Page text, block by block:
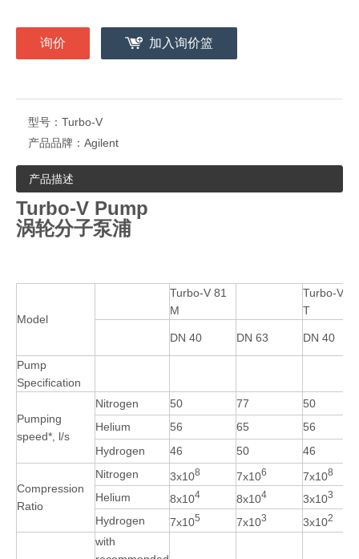
询价 加入询价篮
型号： Turbo-V
产品品牌： Agilent
产品描述
Turbo-V Pump
涡轮分子泵浦
Model
Turbo-V 81
M
Turbo-V 81
T
DN 40 DN 63 DN 40
Pump
Specification
Pumping
speed*, l/s
Nitrogen 50 77
50
Helium
56 65
56
Hydrogen
46 50 46
Compression
Ratio
Nitrogen 3x108 7x106 7x108
Helium 8x104 8x104 3x103
Hydrogen 7x105 7x103 3x102
with